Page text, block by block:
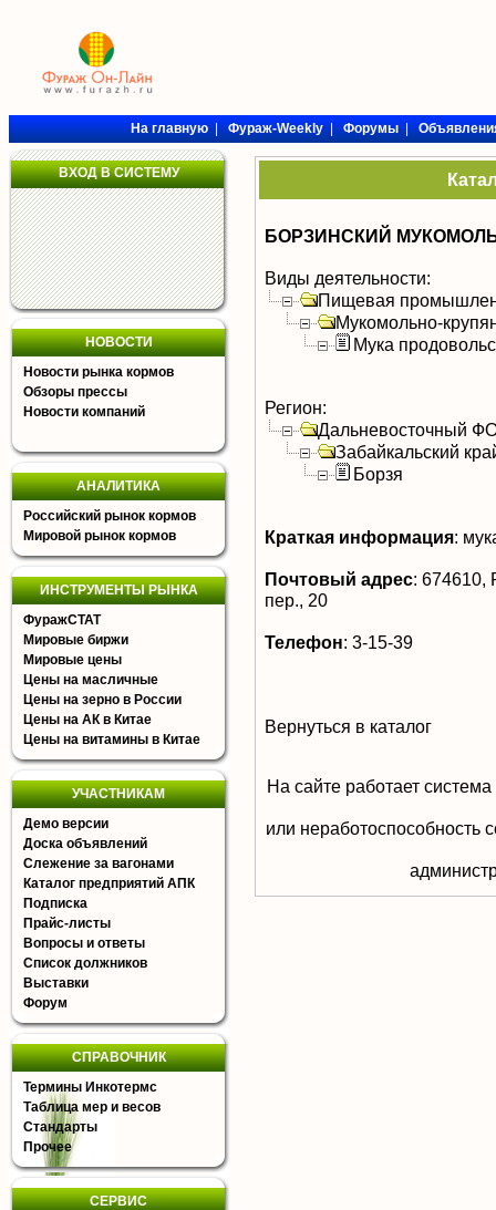
На главную|Фураж-Weekly|Форумы|
ВХОД В СИСТЕМУ
НОВОСТИ
Новости рынка кормов
Обзоры прессы
Новости компаний
АНАЛИТИКА
Российский рынок кормов
Мировой рынок кормов
ИНСТРУМЕНТЫ РЫНКА
ФуражСТАТ
Мировые биржи
Мировые цены
Цены на масличные
Цены на зерно в России
Цены на АК в Китае
Цены на витамины в Китае
УЧАСТНИКАМ
Демо версии
Доска объявлений
Слежение за вагонами
Каталог предприятий АПК
Подписка
Прайс-листы
Вопросы и ответы
Список должников
Выставки
Форум
СПРАВОЧНИК
Термины Инкотермс
Таблица мер и весов
Стандарты
Прочее
СЕРВИС
БОРЗИНСКИЙ
Виды деятельности:
Пищевая
Мукомольно-
Мука
Регион:
Дальневосточный
Забайкальский
Борзя
Краткая информация:
Почтовый адрес: 674610,
пер., 20
Телефон: 3-15-39
Вернуться в каталог
На сайте работает
или неработоспособность